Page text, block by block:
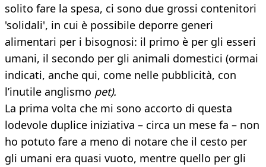
solito fare la spesa, ci sono due grossi contenitori
'solidali', in cui è possibile deporre generi
alimentari per i bisognosi: il primo è per gli esseri
umani, il secondo per gli animali domestici (ormai
indicati, anche qui, come nelle pubblicità, con
l’inutile anglismo pet).
La prima volta che mi sono accorto di questa
lodevole duplice iniziativa – circa un mese fa – non
ho potuto fare a meno di notare che il cesto per
gli umani era quasi vuoto, mentre quello per gli